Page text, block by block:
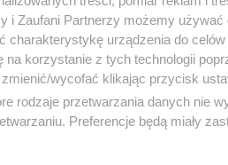
wody ulega poprawie,
jedno: ostrożność i
i Zaufani Partnerzy możemy używać
urządzenia do
korzystanie z tych technologii
wycofać klikając przycisk
rodzaje przetwarzania danych nie
Preferencje będą miały